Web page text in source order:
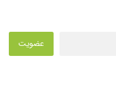
عضویت